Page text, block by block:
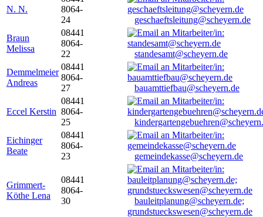
N. N.
8064-
24
geschaeftsleitung@scheyern.de
Braun
Melissa
08441
8064-
22
standesamt@scheyern.de
Demmelmeier
Andreas
08441
8064-
27
bauamttiefbau@scheyern.de
Eccel Kerstin
08441
8064-
25
Eichinger
Beate
08441
8064-
23
gemeindekasse@scheyern.de
Grimmert-
Köthe Lena
08441
8064-
30
bauleitplanung@scheyern.de;
grundstueckswesen@scheyern.de